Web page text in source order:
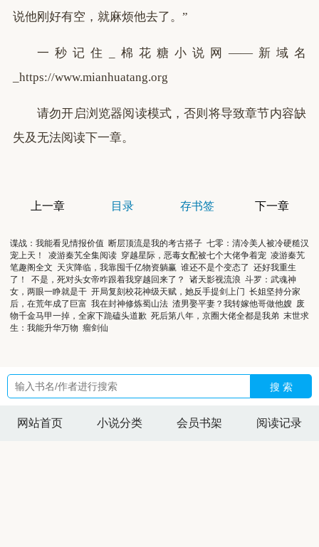
说他刚好有空，就麻烦他去了。”
一秒记住_棉花糖小说网——新域名
_https://www.mianhuatang.org
请勿开启浏览器阅读模式，否则将导致章节内容缺
失及无法阅读下一章。
上一章 目录 存书签 下一章
谍战：我能看见情报价值 断层顶流是我的考古搭子 七零：清冷美人被冷硬糙汉
宠上天！
凌游秦艽全集阅读 穿越星际，恶毒女配被七个大佬争着宠 凌游秦艽
笔趣阁全文 天灾降临，我靠囤千亿物资躺赢 谁还不是个变态了 还好我重生
了！
不是，死对头女帝咋跟着我穿越回来了？ 诸天影视流浪 斗罗：武魂神
女，两眼一睁就是干 开局复刻校花神级天赋，她反手提剑上门 长姐坚持分家
后，在荒年成了巨富 我在封神修炼蜀山法 渣男娶平妻？我转嫁他哥做他嫂 废
物千金马甲一掉，全家下跪磕头道歉 死后第八年，京圈大佬全都是我弟 末世求
生：我能升华万物 瘤剑仙
搜 索
网站首页 小说分类 会员书架 阅读记录